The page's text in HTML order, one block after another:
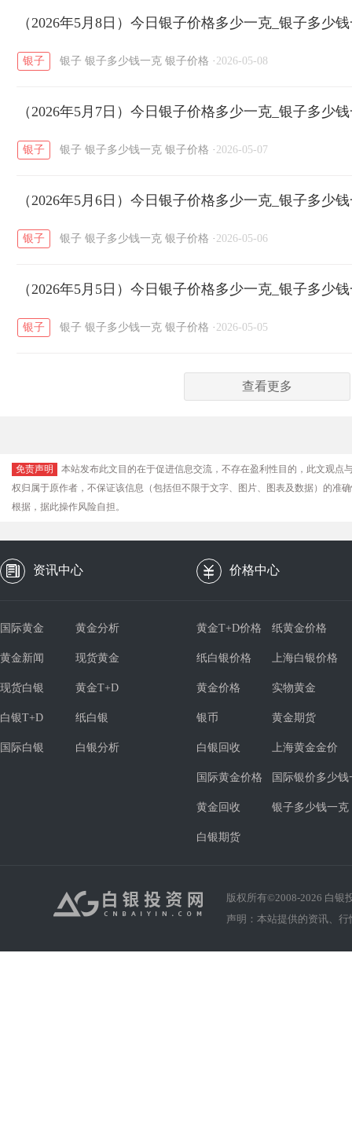
开国纪念币 大清银币 / 长城币 / 老
菜百 周生生 周大生
六福 / 金至尊 / 潮宏基 / 亚一金店
（2026年5月8日）今日银子价格多少一克_银子多少
银子 银子 银子多少钱一克 银子价格 · 2026-05-08
（2026年5月7日）今日银子价格多少一克_银子多少
银子 银子 银子多少钱一克 银子价格 · 2026-05-07
（2026年5月6日）今日银子价格多少一克_银子多少
银子 银子 银子多少钱一克 银子价格 · 2026-05-06
（2026年5月5日）今日银子价格多少一克_银子多少
银子 银子 银子多少钱一克 银子价格 · 2026-05-05
查看更多
免责声明
本站发布此文目的在于促进信息交流，不存在盈利性目的，此文观
权归属于原作者，不保证该信息（包括但不限于文字、图片、图表及数据）的准
根据，据此操作风险自担。
资讯中心 价格中心
国际黄金 黄金分析
黄金新闻 现货黄金
现货白银 黄金T+D
白银T+D 纸白银
国际白银 白银分析
黄金T+D价格 纸黄金价格
纸白银价格 上海白银价格
黄金价格 实物黄金
银币 黄金期货
白银回收 上海黄金金价
国际黄金价格 国际银价多少钱
黄金回收 银子多少钱一克
白银期货
版权所有©2008-2026 白银
声明：本站提供的资讯、